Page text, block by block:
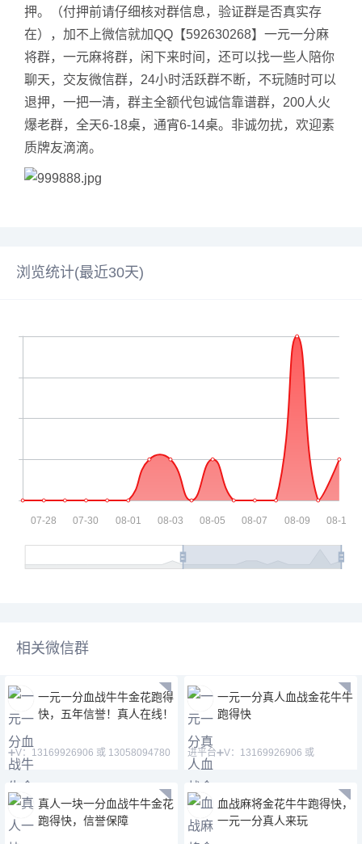
押。（付押前请仔细核对群信息，验证群是否真实存
在），加不上微信就加QQ【592630268】一元一分麻
将群，一元麻将群，闲下来时间，还可以找一些人陪你
聊天，交友微信群，24小时活跃群不断，不玩随时可以
退押，一把一清，群主全额代包诚信靠谱群，200人火
爆老群，全天6-18桌，通宵6-14桌。非诚勿扰，欢迎素
质牌友滴滴。
浏览统计(最近30天)
相关微信群
一元一分血战牛牛金花跑得
快，五年信誉！真人在线！
➕V：13169926906 或 13058094780
QQ:3122617673 主
一元一分真人血战金花牛牛
跑得快
进平台➕V：13169926906 或
真人一块一分血战牛牛金花
跑得快，信誉保障
血战麻将金花牛牛跑得快，
一元一分真人来玩